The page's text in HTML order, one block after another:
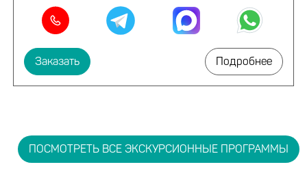
Заказать Подробнее
ПОСМОТРЕТЬ ВСЕ ЭКСКУРСИОННЫЕ ПРОГРАММЫ